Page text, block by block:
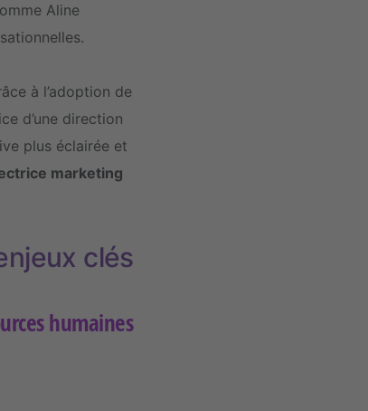
Aline
à l’adoption de
d’une direction
plus éclairée et
marketing
clés
humaines